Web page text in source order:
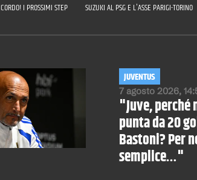
I PROSSIMI STEP SUZUKI AL PSG E L'ASSE PARIGI-TORINO
7 agosto 2026,
JUVENTUS
"Juve, perché
punta da 20
Bastoni? Per
semplice…"